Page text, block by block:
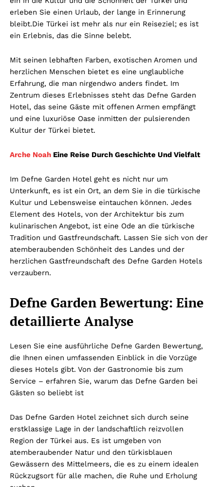
erleben Sie einen Urlaub, der lange in Erinnerung
bleibt.Die Türkei ist mehr als nur ein Reiseziel; es ist
ein Erlebnis, das die Sinne belebt.
Mit seinen lebhaften Farben, exotischen Aromen und
herzlichen Menschen bietet es eine unglaubliche
Erfahrung, die man nirgendwo anders findet. Im
Zentrum dieses Erlebnisses steht das Defne Garden
Hotel, das seine Gäste mit offenen Armen empfängt
und eine luxuriöse Oase inmitten der pulsierenden
Kultur der Türkei bietet.
Arche Noah Eine Reise Durch Geschichte Und Vielfalt
Im Defne Garden Hotel geht es nicht nur um
Unterkunft, es ist ein Ort, an dem Sie in die türkische
Kultur und Lebensweise eintauchen können. Jedes
Element des Hotels, von der Architektur bis zum
kulinarischen Angebot, ist eine Ode an die türkische
Tradition und Gastfreundschaft. Lassen Sie sich von der
atemberaubenden Schönheit des Landes und der
herzlichen Gastfreundschaft des Defne Garden Hotels
verzaubern.
Defne Garden Bewertung: Eine
detaillierte Analyse
Lesen Sie eine ausführliche Defne Garden Bewertung,
die Ihnen einen umfassenden Einblick in die Vorzüge
dieses Hotels gibt. Von der Gastronomie bis zum
Service – erfahren Sie, warum das Defne Garden bei
Gästen so beliebt ist
Das Defne Garden Hotel zeichnet sich durch seine
erstklassige Lage in der landschaftlich reizvollen
Region der Türkei aus. Es ist umgeben von
atemberaubender Natur und den türkisblauen
Gewässern des Mittelmeers, die es zu einem idealen
Rückzugsort für alle machen, die Ruhe und Erholung